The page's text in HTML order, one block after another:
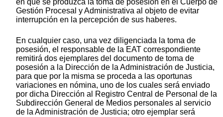
en que se produzca la toma de posesión en el Cuerpo de
Gestión Procesal y Administrativa al objeto de evitar
interrupción en la percepción de sus haberes.
En cualquier caso, una vez diligenciada la toma de
posesión, el responsable de la EAT correspondiente
remitirá dos ejemplares del documento de toma de
posesión a la Dirección de la Administración de Justicia,
para que por la misma se proceda a las oportunas
variaciones en nómina, uno de los cuales será enviado
por dicha Dirección al Registro Central de Personal de la
Subdirección General de Medios personales al servicio
de la Administración de Justicia; otro ejemplar será